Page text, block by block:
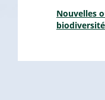
Nouvelles
biodiversité